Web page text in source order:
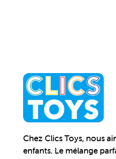
Chez Clics Toys, nous
enfants. Le mélange